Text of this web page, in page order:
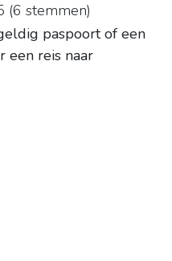
(6 stemmen)
paspoort of een
een reis naar